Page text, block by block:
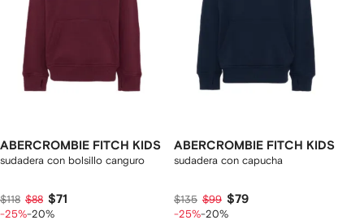
ABERCROMBIE FITCH KIDS
sudadera con bolsillo canguro
$118 $88 $71
-25%-20%
ABERCROMBIE FITCH KIDS
sudadera con capucha
$135 $99 $79
-25%-20%